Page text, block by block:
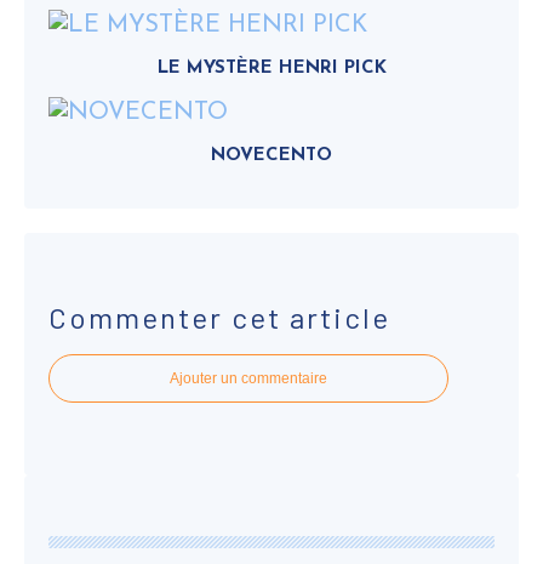
LE MYSTÈRE HENRI PICK
NOVECENTO
Commenter cet article
Ajouter un commentaire